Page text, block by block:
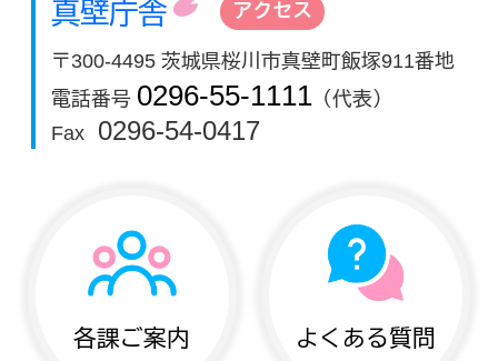
真壁庁舎 アクセス
〒300-4495 茨城県桜川市真壁町飯塚911番地
電話番号 0296-55-1111 （代表）
Fax
0296-54-0417
各課ご案内 よくある質問